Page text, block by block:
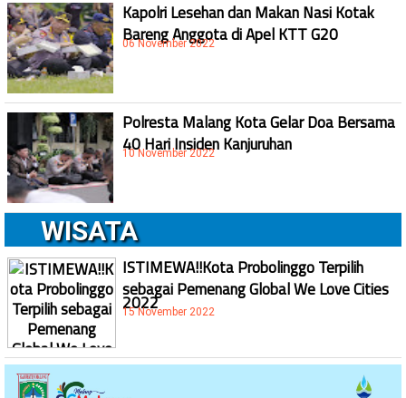
Kapolri Lesehan dan Makan Nasi Kotak
Bareng Anggota di Apel KTT G20
06 November 2022
Polresta Malang Kota Gelar Doa Bersama
40 Hari Insiden Kanjuruhan
10 November 2022
WISATA
ISTIMEWA!!Kota Probolinggo Terpilih
sebagai Pemenang Global We Love Cities
2022
15 November 2022